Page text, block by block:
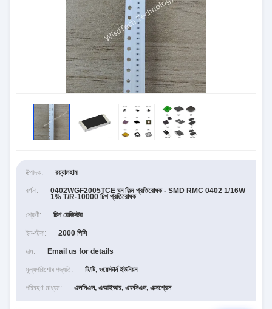
উত্পাদক: রয়্যালহাম
বর্ণনা: 0402WGF2005TCE ঘন ফিল্ম প্রতিরোধক - SMD RMC 0402 1/16W
1% T/R-10000 চিপ প্রতিরোধক
শ্রেণী: চিপ রেজিস্টর
ইন-স্টক: 2000 পিসি
দাম: Email us for details
মূল্যপরিশোধ পদ্ধতি: টি/টি, ওয়েস্টার্ন ইউনিয়ন
পরিবহণ মাধ্যম: এলসিএল, এআইআর, এফসিএল, এক্সপ্রেস